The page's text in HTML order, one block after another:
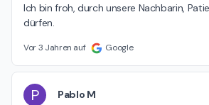
Ich bin froh, durch unsere Nachbarin,
dürfen.
Vor 3 Jahren auf Google
P Pablo M